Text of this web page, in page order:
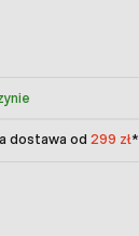
dostawa od 299 zł*